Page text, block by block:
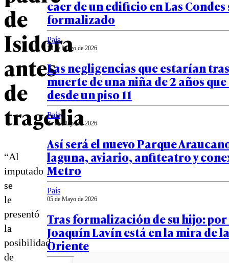
de
Isidora
antes
de
tragedia
“Al
imputado
se
le
presentó
la
posibilidad
de
caer de un edificio en Las Condes
formalizado
País
18 de Mayo de 2026
Las negligencias que estarían
muerte de una niña de 2 años
desde un piso 11
País
05 de Mayo de 2026
Así será el nuevo Parque
laguna, aviario, anfiteatro y
Metro
País
05 de Mayo de 2026
Tras formalización de su hijo: por
Joaquín Lavín está en la mira de
Oriente